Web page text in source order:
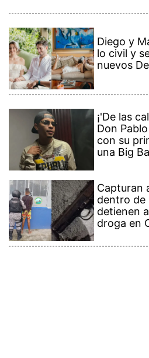
Diego y
lo civil y
nuevos
¡'De las
Don
con su
una Big
Capturan
dentro de
detienen
droga en